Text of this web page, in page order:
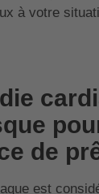
à votre
de
est